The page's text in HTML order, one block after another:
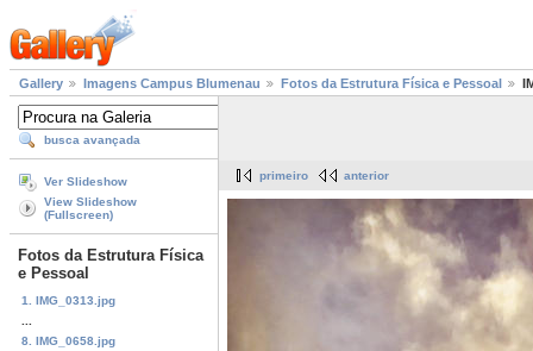
Gallery Imagens Campus Blumenau Fotos da Estrutura Física e Pessoal
busca avançada
Ver Slideshow
View Slideshow
(Fullscreen)
Fotos da Estrutura Física
e Pessoal
1. IMG_0313.jpg
8. IMG_0658.jpg
primeiro anterior